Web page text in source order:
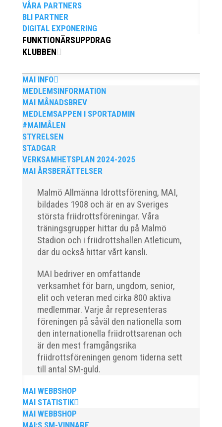
VÅRA PARTNERS
BLI PARTNER
DIGITAL EXPONERING
FUNKTIONÄRSUPPDRAG
KLUBBEN
MAI INFO
MEDLEMSINFORMATION
MAI MÅNADSBREV
MEDLEMSAPPEN I SPORTADMIN
#MAIMÅLEN
STYRELSEN
STADGAR
VERKSAMHETSPLAN 2024-2025
MAI ÅRSBERÄTTELSER
Malmö Allmänna Idrottsförening, MAI,
bildades 1908 och är en av Sveriges
största friidrottsföreningar. Våra
träningsgrupper hittar du på Malmö
Stadion och i friidrottshallen Atleticum,
där du också hittar vårt kansli.
MAI bedriver en omfattande
verksamhet för barn, ungdom, senior,
elit och veteran med cirka 800 aktiva
medlemmar. Varje år representeras
föreningen på såväl den nationella som
den internationella friidrottsarenan och
är den mest framgångsrika
friidrottsföreningen genom tiderna sett
till antal SM-guld.
MAI WEBBSHOP
MAI STATISTIK
MAI WEBBSHOP
MAI:S SM-VINNARE
Efter att årsmötet avslutats följde en kväll
med stipendieutdelning, mat och
underhållning. Bilder från denna del
hittar ni i länken nedan. Stort tack till
generöst finansierade denna del av
kvällen. Fler bilder från MAI:s Årsmöte...
2025 innebar något av ett internationellt
genombrott för MAI:s kulstötare Wictor
Petersson. Året gav svenskt rekord, EM-
inomhus och elva på VM ute i somras.
Och en stark tro på framtiden efter några
motiga år när inte så mycket hänt...